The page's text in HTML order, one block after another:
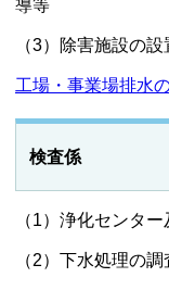
導等
（3）除害施設の
工場・事業場排水
検査係
（1）浄化センタ
（2）下水処理の